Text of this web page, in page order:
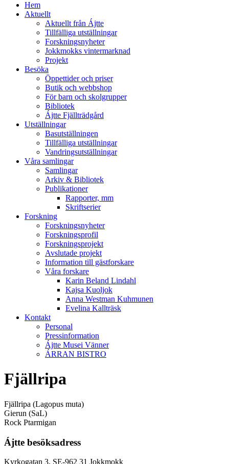
Hem
Aktuellt
Aktuellt från Ájtte
Tillfälliga utställningar
Forskningsnyheter
Jokkmokks vintermarknad
Projekt
Besöka
Öppettider och priser
Butik och webbshop
För barn och skolgrupper
Bibliotek
Ájtte Fjällträdgård
Utställningar
Basutställningen
Tillfälliga utställningar
Vandringsutställningar
Våra samlingar
Samlingar
Arkiv & Bibliotek
Publikationer
Rapporter, mm
Skriftserier
Forskning
Forskningsnyheter
Forskningsprofil
Forskningsprojekt
Avslutade projekt
Information till gästforskare
Våra forskare
Karin Beland Lindahl
Kajsa Kuoljok
Anna Westman Kuhmunen
Evelina Kallträsk
Kontakt
Personal
Pressinformation
Ájtte Musei Vänner
ÁRRAN BISTRO
Fjällripa
Fjällripa (Lagopus muta)
Gierun (SaL)
Rock Ptarmigan
Ájtte besöksadress
Kyrkogatan 3, SE-962 31 Jokkmokk